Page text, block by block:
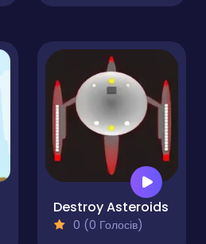
Destroy Asteroids
0 (0 Голосів)